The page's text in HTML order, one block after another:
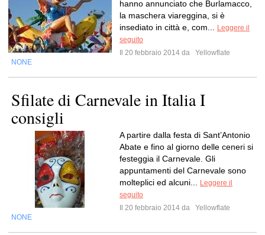
hanno annunciato che Burlamacco,
la maschera viareggina, si è
insediato in città e, com...
Leggere il
seguito
Il 20 febbraio 2014 da
Yellowflate
NONE
Sfilate di Carnevale in Italia I
consigli
A partire dalla festa di Sant’Antonio
Abate e fino al giorno delle ceneri si
festeggia il Carnevale. Gli
appuntamenti del Carnevale sono
molteplici ed alcuni...
Leggere il
seguito
Il 20 febbraio 2014 da
Yellowflate
NONE